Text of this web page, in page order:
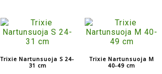
Trixie Nartunsuoja S 24-
31 cm
Trixie Nartunsuoja M
40-49 cm